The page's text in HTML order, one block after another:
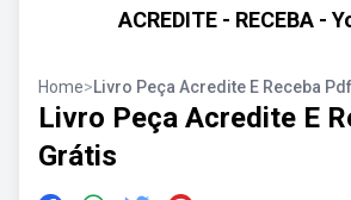
ACREDITE - RECEBA -
Home>Livro Peça Acredite E Receba
Livro Peça Acredite E
Grátis